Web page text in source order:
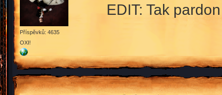
Příspěvků: 4635
OXI!
EDIT: Tak